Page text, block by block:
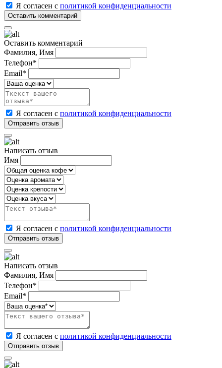
Я согласен с политикой конфиденциальности
Оставить комментарий
Фамилия, Имя
Телефон*
Email*
Я согласен с политикой конфиденциальности
Написать отзыв
Имя
Я согласен с политикой конфиденциальности
Написать отзыв
Фамилия, Имя
Телефон*
Email*
Я согласен с политикой конфиденциальности